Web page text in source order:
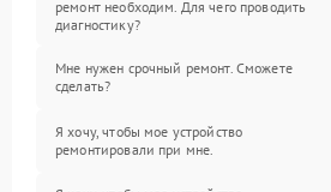
ремонт необходим. Для чего проводить
диагностику?
Мне нужен срочный ремонт. Сможете
сделать?
Я хочу, чтобы мое устройство
ремонтировали при мне.